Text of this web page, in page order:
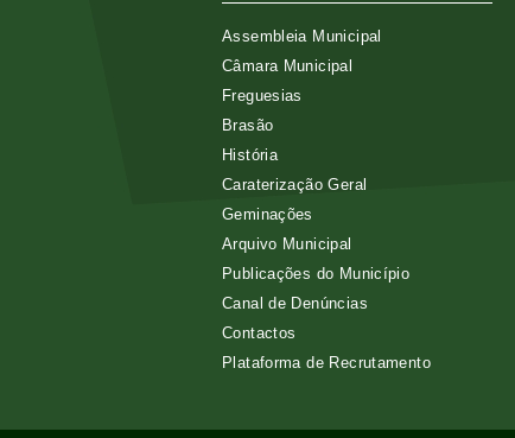
Assembleia Municipal
Câmara Municipal
Freguesias
Brasão
História
Caraterização Geral
Geminações
Arquivo Municipal
Publicações do Município
Canal de Denúncias
Contactos
Plataforma de Recrutamento